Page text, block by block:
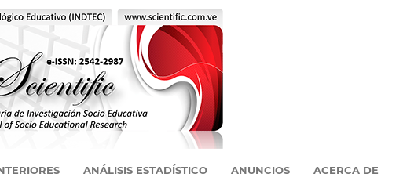
ANÁLISIS ESTADÍSTICO ANUNCIOS ACERCA DE